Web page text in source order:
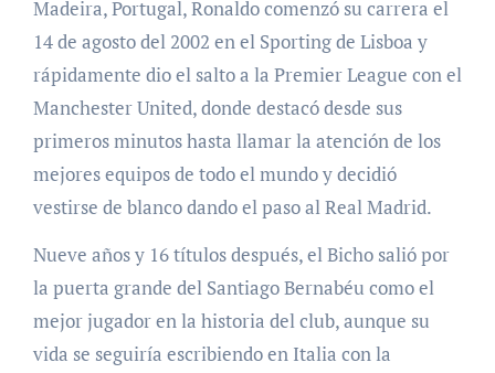
Madeira, Portugal, Ronaldo comenzó su carrera el
14 de agosto del 2002 en el Sporting de Lisboa y
rápidamente dio el salto a la Premier League con el
Manchester United, donde destacó desde sus
primeros minutos hasta llamar la atención de los
mejores equipos de todo el mundo y decidió
vestirse de blanco dando el paso al Real Madrid.
Nueve años y 16 títulos después, el Bicho salió por
la puerta grande del Santiago Bernabéu como el
mejor jugador en la historia del club, aunque su
vida se seguiría escribiendo en Italia con la